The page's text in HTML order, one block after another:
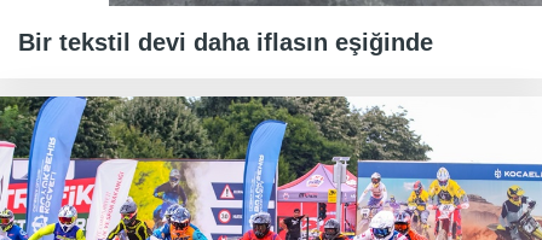
Bir tekstil devi daha iflasın eşiğinde